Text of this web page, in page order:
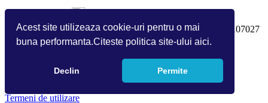
Acest site utilizeaza cookie-uri pentru o mai
buna performanta.Citeste politica site-ului aici.
Declin Permite
Str. Roman Voda Nr. 45,
•
0333/107027
11
Termeni de utilizare